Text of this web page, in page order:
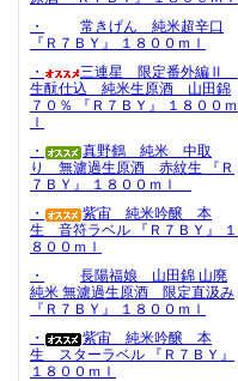
・
常きげん 純米超辛口
『Ｒ７ＢＹ』 １８００ｍｌ
・
三連星 限定番外編Ⅱ
生酛仕込 純米生原酒 山田錦
７０％ 『Ｒ７ＢＹ』 １８００ｍ
ｌ
・
真野鶴 純米 中取
り 無濾過生原酒 赤紋生 『Ｒ
７ＢＹ』 １８００ｍｌ
・
紫宙 純米吟醸 本
生 音符ラベル 『Ｒ７ＢＹ』 １
８００ｍｌ
・
長陽福娘 山田錦 山廃
純米 無濾過生原酒 限定直汲み
『Ｒ７ＢＹ』 １８００ｍｌ
・
紫宙 純米吟醸 本
生 スターラベル 『Ｒ７ＢＹ』
１８００ｍｌ